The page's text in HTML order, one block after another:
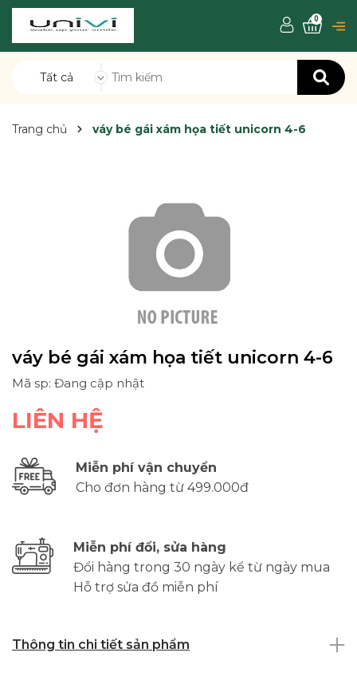
Tất cả
0
Trang chủ váy bé gái xám họa tiết unicorn 4-6
váy bé gái xám họa tiết unicorn 4-6
Mã sp: Đang cập nhật
LIÊN HỆ
Miễn phí vận chuyển
Cho đơn hàng từ 499.000đ
Miễn phí đổi, sửa hàng
Đổi hàng trong 30 ngày kể từ ngày mua
Hỗ trợ sửa đồ miễn phí
Thông tin chi tiết sản phẩm